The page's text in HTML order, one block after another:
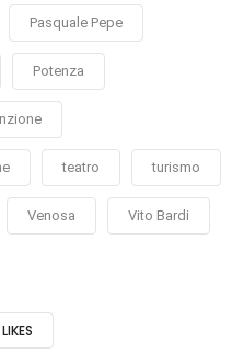
Pasquale Pepe
Potenza
teatro turismo
Venosa Vito Bardi
LIKES